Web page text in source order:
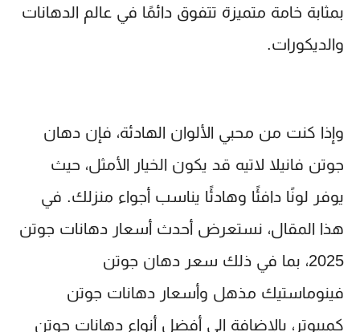
بمثابة خامة متميزة تتفوق دائمًا في عالم الدهانات
والديكورات.
وإذا كنت من محبي الألوان الهادئة، فإن دهان
جوتن فانيلا لاتيه قد يكون الخيار الأمثل، حيث
يوفر لونًا دافئًا وهادئًا يناسب أجواء منزلك. في
هذا المقال، نستعرض أحدث أسعار دهانات جوتن
2025، بما في ذلك سعر دهان جوتن
فينوماستيك مذهل وأسعار دهانات جوتن
كمبيوتر ، بالإضافة إلى أفضل أنواع دهانات جوتن